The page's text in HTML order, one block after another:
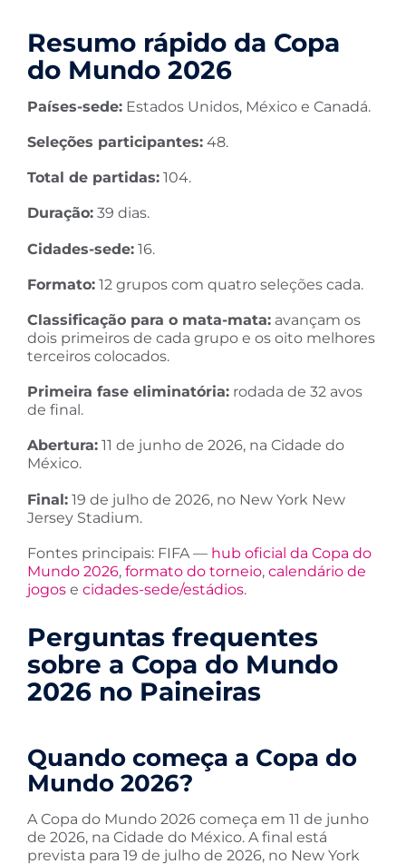
Resumo rápido da Copa
do Mundo 2026
Países-sede: Estados Unidos, México e Canadá.
Seleções participantes: 48.
Total de partidas: 104.
Duração: 39 dias.
Cidades-sede: 16.
Formato: 12 grupos com quatro seleções cada.
Classificação para o mata-mata: avançam os
dois primeiros de cada grupo e os oito melhores
terceiros colocados.
Primeira fase eliminatória: rodada de 32 avos
de final.
Abertura: 11 de junho de 2026, na Cidade do
México.
Final: 19 de julho de 2026, no New York New
Jersey Stadium.
Fontes principais: FIFA — hub oficial da Copa do
Mundo 2026, formato do torneio, calendário de
jogos e cidades-sede/estádios.
Perguntas frequentes
sobre a Copa do Mundo
2026 no Paineiras
Quando começa a Copa do
Mundo 2026?
A Copa do Mundo 2026 começa em 11 de junho
de 2026, na Cidade do México. A final está
prevista para 19 de julho de 2026, no New York